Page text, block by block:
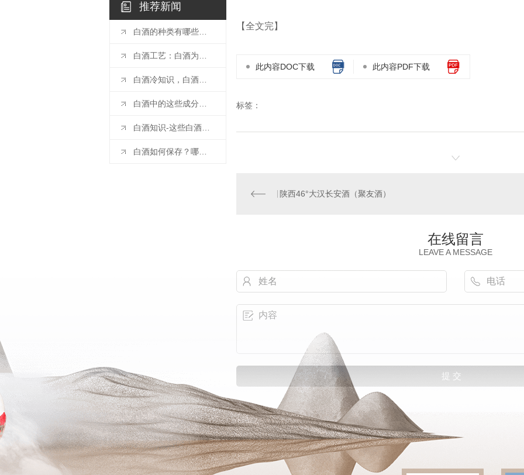
推荐新闻
白酒的种类有哪些？白酒如何分类！
白酒工艺：白酒为什么要窖藏
白酒冷知识，白酒需要醒酒吗？哪些白酒适合醒酒？
白酒中的这些成分决定了白酒的味道
白酒知识-这些白酒分类知识你知道多少？
白酒如何保存？哪些白酒适合收藏？
【全文完】
此内容DOC下载 此内容PDF下载
标签：
陕西46°大汉长安酒（聚友酒）
在线留言
LEAVE A MESSAGE